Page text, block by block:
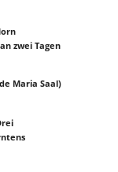
zwei Tagen
Maria Saal)